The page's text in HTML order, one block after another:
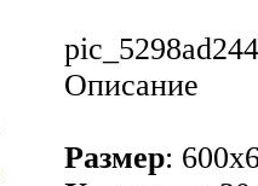
Описание
Размер: